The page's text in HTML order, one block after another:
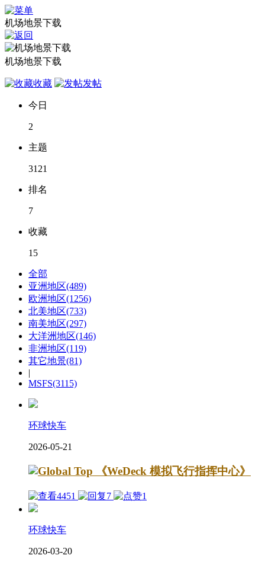
机场地景下载
机场地景下载
收藏 发帖
今日
2
主题
3121
排名
7
收藏
15
全部
亚洲地区(489)
欧洲地区(1256)
北美地区(733)
南美地区(297)
大洋洲地区(146)
非洲地区(119)
其它地景(81)
|
MSFS(3115)
环球快车
2026-05-21
《WeDeck 模拟飞行指挥中心》
4451 7 1
环球快车
2026-03-20